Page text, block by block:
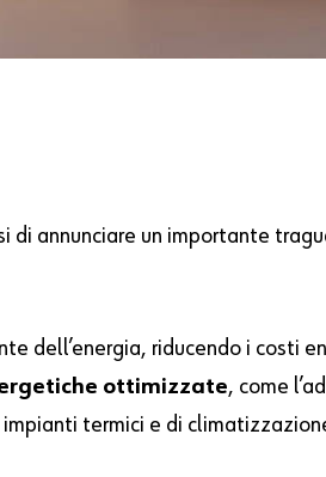
di annunciare un importante
dell’energia, riducendo i costi
ottimizzate, come
termici e di